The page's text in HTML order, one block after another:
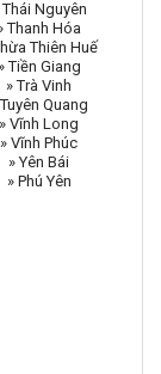
Thái Nguyên
Thanh Hóa
Thiên Huế
» Tiền Giang
» Trà Vinh
Quang
» Vĩnh Long
» Vĩnh Phúc
» Yên Bái
» Phú Yên